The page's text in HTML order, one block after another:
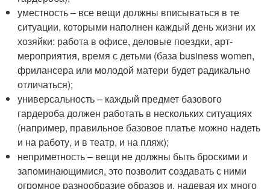
уместность – все вещи должны вписываться в те
ситуации, которыми наполнен каждый день жизни их
хозяйки: работа в офисе, деловые поездки, арт-
мероприятия, время с детьми (база business women,
фрилансера или молодой матери будет радикально
отличаться);
универсальность – каждый предмет базового
гардероба должен работать в нескольких ситуациях
(например, правильное базовое платье можно надеть
и на работу, и в театр, и на пляж);
неприметность – вещи не должны быть броскими и
запоминающимися, это позволит создавать с ними
огромное разнообразие образов и, надевая их много